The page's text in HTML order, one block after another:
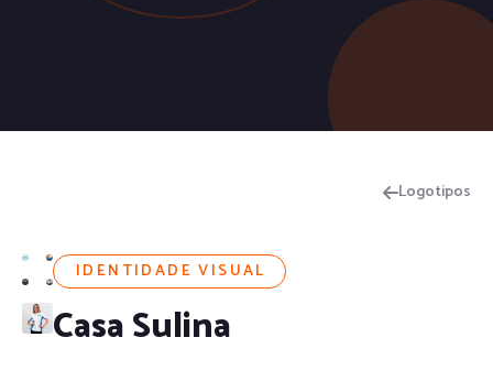
Logotipos
IDENTIDADE VISUAL
Casa Sulina